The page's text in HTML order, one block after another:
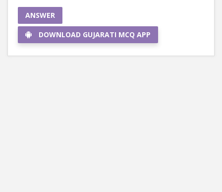
ANSWER
DOWNLOAD GUJARATI MCQ APP